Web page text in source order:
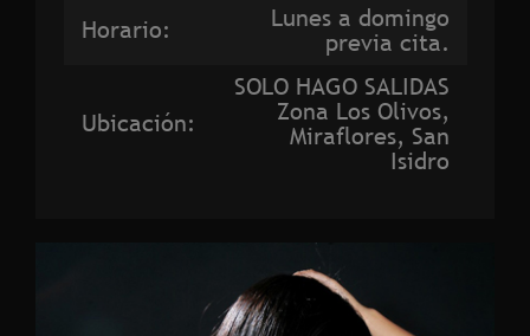
Horario:
Lunes a domingo
previa cita.
Ubicación:
SOLO HAGO SALIDAS
Zona Los Olivos,
Miraflores, San
Isidro